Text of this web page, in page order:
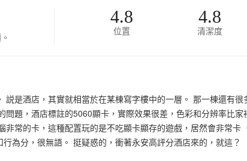
4.8
位置
4.8
清潔度
説是酒店，其實就相當於在某棟寫字樓中的一層。 那一棟還有
問題，酒店標註的5060顯卡，實際效果很差，色彩和分辨率比
非常的卡，這種配置玩的是不吃顯卡顯存的遊戲，居然會非常
為分，很無語。 挺疑惑的，衝著永安高評分酒店來的，就這？